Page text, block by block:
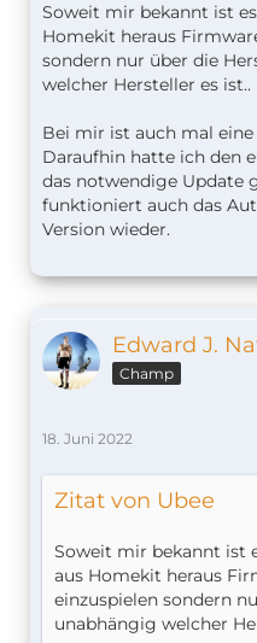
Soweit mir bekannt ist
Homekit heraus
sondern nur über die
welcher Hersteller es ist..
Bei mir ist auch mal
Daraufhin hatte ich den
das notwendige Update
funktioniert auch das
Version wieder.
Edward J.
Champ
18. Juni 2022
Zitat von Ubee
Soweit mir bekannt ist
aus Homekit heraus
einzuspielen sondern
unabhängig welcher